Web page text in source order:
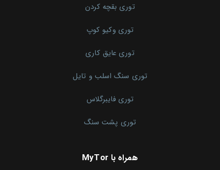
توری بقچه کردن
توری وکیو کوپ
توری عایق کاری
توری سنگ اسلب و تایل
توری فایبرگلاس
توری پشت سنگ
همراه با MyTor